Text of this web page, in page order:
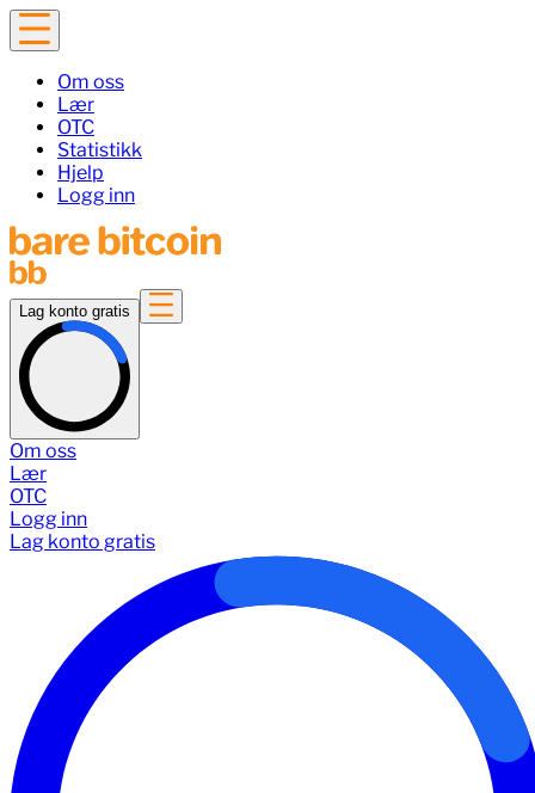
Om oss
Lær
OTC
Statistikk
Hjelp
Logg inn
Lag konto gratis
Om oss
Lær
OTC
Logg inn
Lag konto gratis